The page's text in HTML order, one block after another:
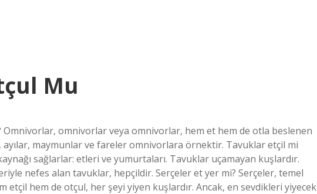
Mu
omnivorlar veya omnivorlar, hem et hem de otla beslenen
maymunlar ve fareler omnivorlara örnektir. Tavuklar etçil mi
sağlarlar: etleri ve yumurtaları. Tavuklar uçamayan kuşlardır.
nefes alan tavuklar, hepçildir. Serçeler et yer mi? Serçeler, temel
etçil hem de otçul, her şeyi yiyen kuşlardır. Ancak, en sevdikleri yiyecek